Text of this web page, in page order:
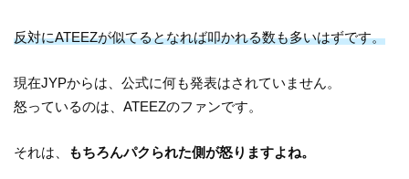
反対にATEEZが似てるとなれば叩かれる数も多いはずです。
現在JYPからは、公式に何も発表はされていません。
怒っているのは、ATEEZのファンです。
それは、 もちろんパクられた側が怒りますよね。